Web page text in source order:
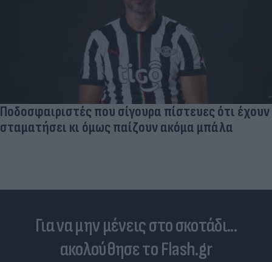
Ποδοσφαιριστές που σίγουρα πίστευες ότι έχουν
σταματήσει κι όμως παίζουν ακόμα μπάλα
Για να μην μένεις στο σκοτάδι...
ακολούθησε το Flash.gr